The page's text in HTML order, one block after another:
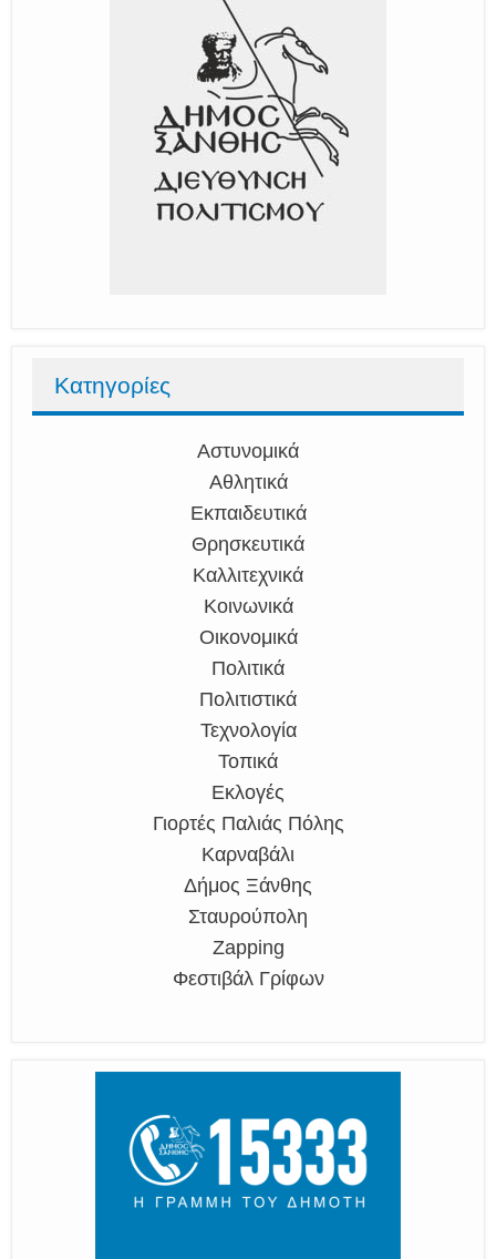
Κατηγορίες
Αστυνομικά
Αθλητικά
Εκπαιδευτικά
Θρησκευτικά
Καλλιτεχνικά
Κοινωνικά
Οικονομικά
Πολιτικά
Πολιτιστικά
Τεχνολογία
Τοπικά
Εκλογές
Γιορτές Παλιάς Πόλης
Καρναβάλι
Δήμος Ξάνθης
Σταυρούπολη
Zapping
Φεστιβάλ Γρίφων